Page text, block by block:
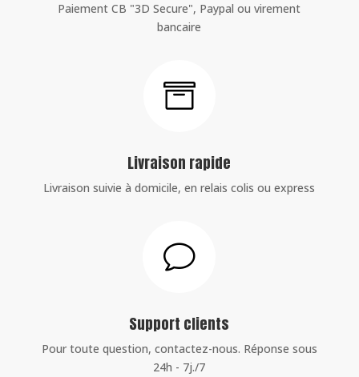
Paiement CB "3D Secure", Paypal ou virement
bancaire

Livraison rapide
Livraison suivie à domicile, en relais colis ou express
v
Support clients
Pour toute question, contactez-nous. Réponse sous
24h - 7j./7